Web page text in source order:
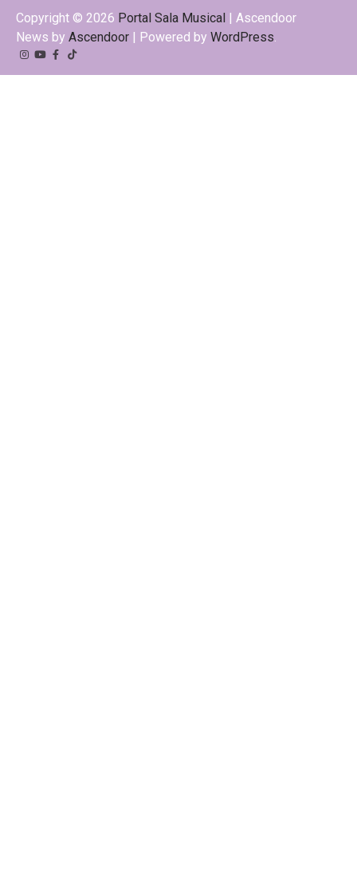
Copyright © 2026 Portal Sala Musical | Ascendoor
News by Ascendoor | Powered by WordPress
Instagram
YouTube
Facebook
Tiktok